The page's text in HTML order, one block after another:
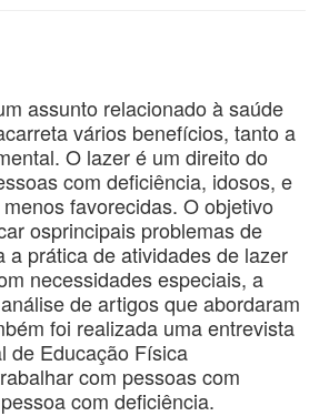
assunto relacionado à saúde
vários benefícios, tanto a
O lazer é um direito do
com deficiência, idosos, e
favorecidas. O objetivo
osprincipais problemas de
a prática de atividades de lazer
necessidades especiais, a
de artigos que abordaram
foi realizada uma entrevista
de Educação Física
com pessoas com
com deficiência.